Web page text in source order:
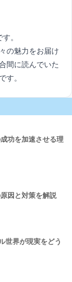
。
の魅力をお届け
間に読んでいた
す。
功を加速させる理
因と対策を解説
世界が現実をどう